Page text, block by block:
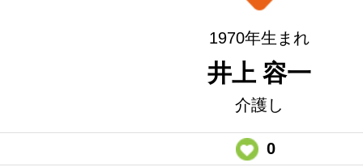
1970年生まれ
井上 容一
介護し
0